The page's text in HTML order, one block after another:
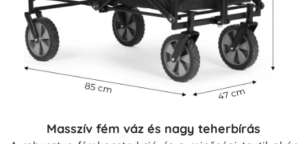
Masszív fém váz és nagy teherbírás